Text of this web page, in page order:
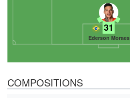
31
Ederson Moraes
COMPOSITIONS